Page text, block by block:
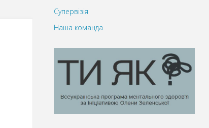
Супервізія
Наша команда